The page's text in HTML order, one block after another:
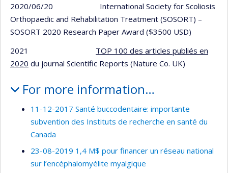
2020/06/20 International Society for Scoliosis
Orthopaedic and Rehabilitation Treatment (SOSORT) –
SOSORT 2020 Research Paper Award ($3500 USD)
2021 TOP 100 des articles publiés en
2020 du journal Scientific Reports (Nature Co. UK)
For more information…
11-12-2017 Santé buccodentaire: importante
subvention des Instituts de recherche en santé du
Canada
23-08-2019 1,4 M$ pour financer un réseau national
sur l’encéphalomyélite myalgique